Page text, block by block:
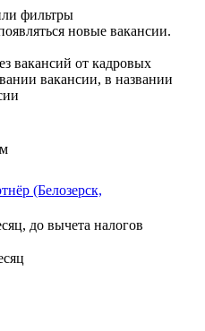
фильтры
новые вакансии.
вакансий от кадровых
вакансии, в названии
(Белозерск,
до вычета налогов